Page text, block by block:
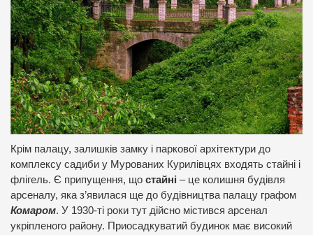
Крім палацу, залишків замку і паркової архітектури до
комплексу садиби у Мурованих Курилівцях входять стайні і
флігель. Є припущення, що стайні – це колишня будівля
арсеналу, яка з’явилася ще до будівництва палацу графом
Комаром. У 1930-ті роки тут дійсно містився арсенал
укріпленого району. Приосадкуватий будинок має високий